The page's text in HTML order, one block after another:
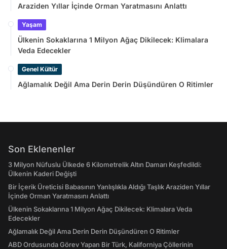
Araziden Yıllar İçinde Orman Yaratmasını Anlattı
Yaşam
Ülkenin Sokaklarına 1 Milyon Ağaç Dikilecek: Klimalara
Veda Edecekler
Genel Kültür
Ağlamalık Değil Ama Derin Derin Düşündüren O Ritimler
Son Eklenenler
3 Milyon Nüfuslu Ülkede 6 Kilometrelik Altın Damarı Keşfedildi:
Ülkenin Kaderi Değişti
Bir İçerik Üreticisi Babasının Yanlışlıkla Aldığı Taşlık Araziden Yıllar
İçinde Orman Yaratmasını Anlattı
Ülkenin Sokaklarına 1 Milyon Ağaç Dikilecek: Klimalara Veda
Edecekler
Ağlamalık Değil Ama Derin Derin Düşündüren O Ritimler
ABD Ordusunda Görev Yapan Bir Türk, Kaliforniya Çöllerinin